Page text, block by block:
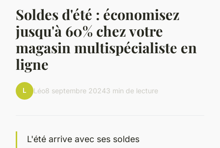
Soldes d'été : économisez
jusqu'à 60% chez votre
magasin multispécialiste en
ligne
L Léo8 septembre 20243 min de lecture
L'été arrive avec ses soldes